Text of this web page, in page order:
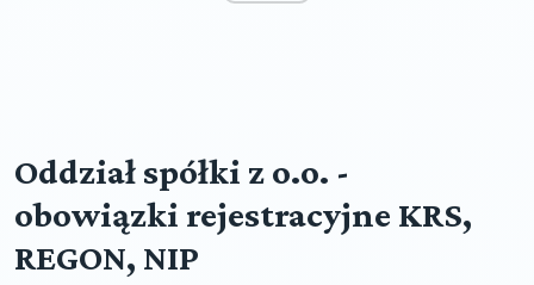
Oddział spółki z o.o. -
obowiązki rejestracyjne KRS,
REGON, NIP